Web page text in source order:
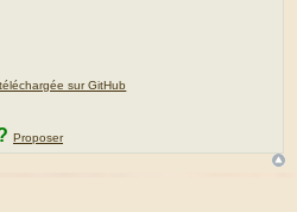
sur GitHub
Proposer